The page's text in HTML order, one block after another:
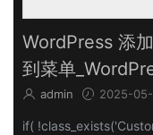
WordPress 添
到菜单
admin 2025-
if(